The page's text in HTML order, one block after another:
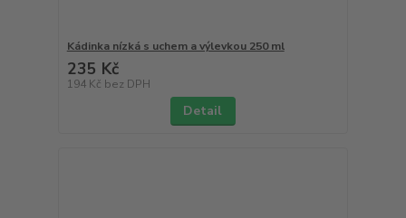
Kádinka nízká s uchem a výlevkou 250 ml
235 Kč
194 Kč bez DPH
Detail